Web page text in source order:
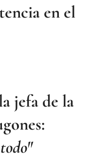
en el
jefa de la